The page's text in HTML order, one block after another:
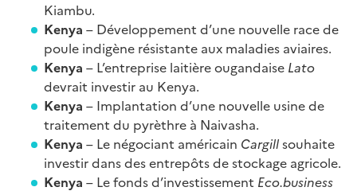
Kiambu.
Kenya – Développement d’une nouvelle race de
poule indigène résistante aux maladies aviaires.
Kenya – L’entreprise laitière ougandaise Lato
devrait investir au Kenya.
Kenya – Implantation d’une nouvelle usine de
traitement du pyrèthre à Naivasha.
Kenya – Le négociant américain Cargillsouhaite
investir dans des entrepôts de stockage agricole.
Kenya – Le fonds d’investissement Eco.business